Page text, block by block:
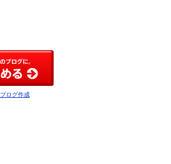
ブログ作成